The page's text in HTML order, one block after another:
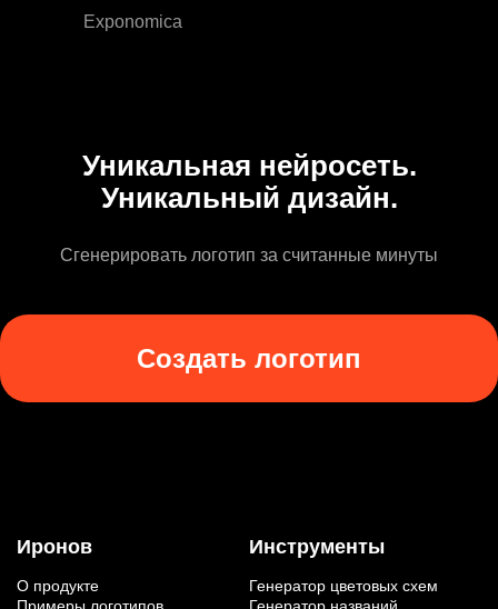
Exponomica
Уникальная нейросеть.
Уникальный дизайн.
Сгенерировать логотип за считанные минуты
Создать логотип
Иронов
О продукте
Инструменты
Генератор цветовых схем